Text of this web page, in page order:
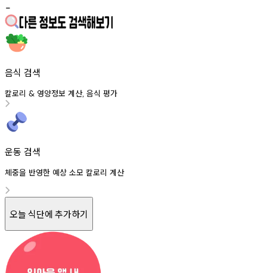
-
음식 검색
칼로리 & 영양정보 계산, 음식 평가
운동 검색
체중을 반영한 예상 소모 칼로리 계산
오늘 식단에 추가하기